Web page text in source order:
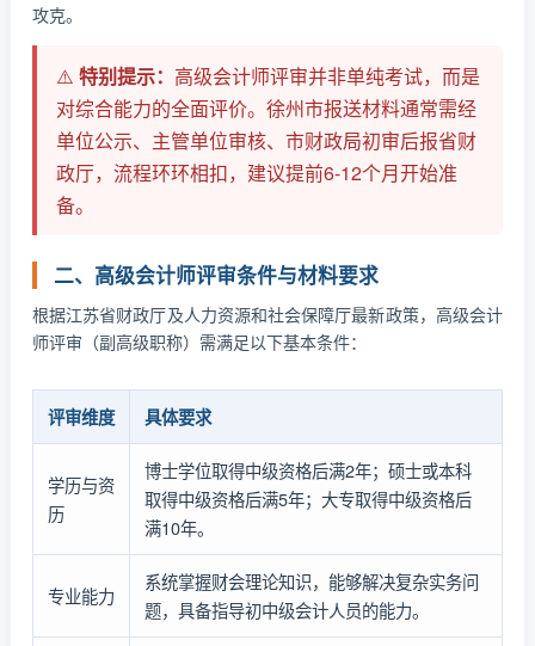
攻克。
⚠️ 特别提示： 高级会计师评审并非单纯考试，而是
对综合能力的全面评价。徐州市报送材料通常需经
单位公示、主管单位审核、市财政局初审后报省财
政厅，流程环环相扣，建议提前6-12个月开始准
备。
二、高级会计师评审条件与材料要求
根据江苏省财政厅及人力资源和社会保障厅最新政策，高级会计
师评审（副高级职称）需满足以下基本条件：
评审维度 具体要求
学历与资
历
博士学位取得中级资格后满2年；硕士或本科
取得中级资格后满5年；大专取得中级资格后
满10年。
专业能力
系统掌握财会理论知识，能够解决复杂实务问
题，具备指导初中级会计人员的能力。